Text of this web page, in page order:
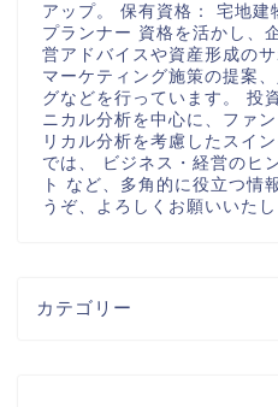
アップ。 保有資格： 宅地
プランナー 資格を活かし、
営アドバイスや資産形成の
マーケティング施策の提案
グなどを行っています。 投
ニカル分析を中心に、ファ
リカル分析を考慮したスイ
では、 ビジネス・経営のヒ
ト など、多角的に役立つ情
うぞ、よろしくお願いいたし
カテゴリー